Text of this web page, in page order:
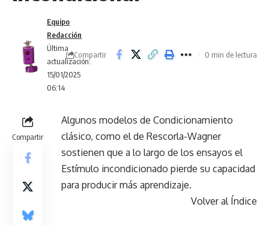
Última
actualización:
15/01/2025
06:14
Equipo
Redacción
Compartir 0 min de lectura
Compartir
Algunos modelos de Condicionamiento
clásico, como el de Rescorla-Wagner
sostienen que a lo largo de los ensayos el
Estímulo incondicionado pierde su capacidad
para producir más aprendizaje.
Volver al Índice